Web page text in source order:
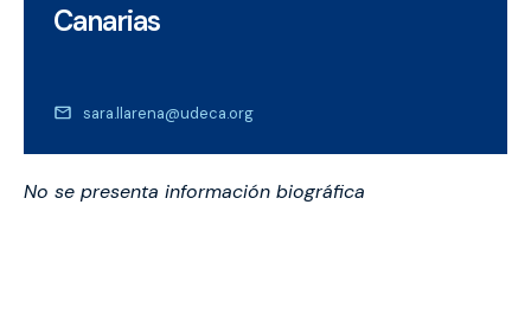
Canarias
sara.llarena@udeca.org
No se presenta información biográfica